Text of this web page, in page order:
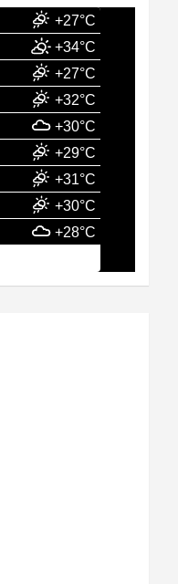
+27°C
+34°C
+27°C
+32°C
+30°C
+29°C
+31°C
+30°C
+28°C